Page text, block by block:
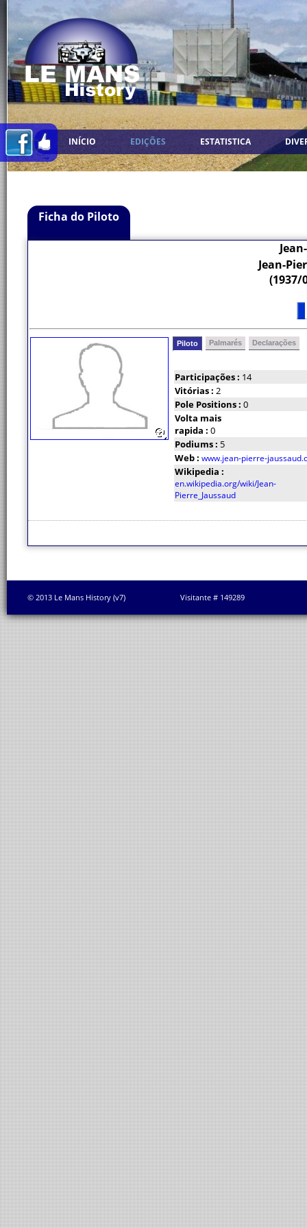
INÍCIO EDIÇÕES ESTATISTICA
Ficha do Piloto
Jean-
(1937/
Piloto Palmarés Declarações
Participações : 14
Vitórias : 2
Pole Positions : 0
Volta mais
rapida : 0
Podiums : 5
Web : www.jean-pierre-
Wikipedia :
en.wikipedia.org/wiki/Jean-
Pierre_Jaussaud
© 2013 Le Mans History (v7) Visitante # 149289